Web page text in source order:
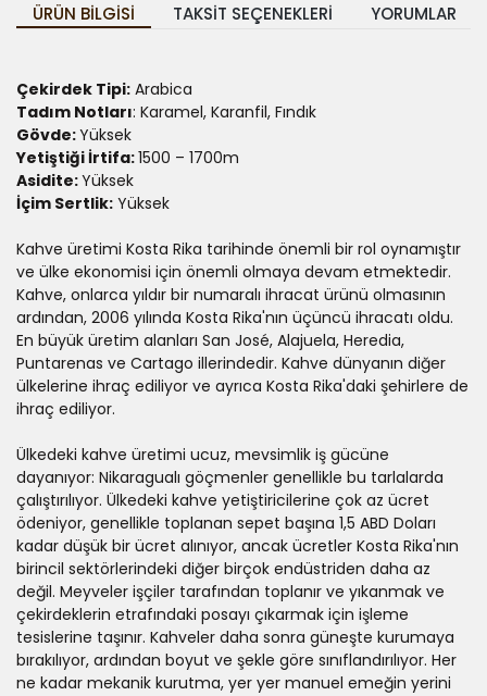
ÜRÜN BILGISI TAKSIT SEÇENEKLERI YORUMLAR
Çekirdek Tipi: Arabica
Tadım Notları: Karamel, Karanfil, Fındık
Gövde:Yüksek
Yetiştiği İrtifa:1500 – 1700m
Asidite:Yüksek
İçim Sertlik: Yüksek
Kahve üretimi Kosta Rika tarihinde önemli bir rol oynamıştır
ve ülke ekonomisi için önemli olmaya devam etmektedir.
Kahve, onlarca yıldır bir numaralı ihracat ürünü olmasının
ardından, 2006 yılında Kosta Rika'nın üçüncü ihracatı oldu.
En büyük üretim alanları San José, Alajuela, Heredia,
Puntarenas ve Cartago illerindedir. Kahve dünyanın diğer
ülkelerine ihraç ediliyor ve ayrıca Kosta Rika'daki şehirlere de
ihraç ediliyor.
Ülkedeki kahve üretimi ucuz, mevsimlik iş gücüne
dayanıyor: Nikaragualı göçmenler genellikle bu tarlalarda
çalıştırılıyor. Ülkedeki kahve yetiştiricilerine çok az ücret
ödeniyor, genellikle toplanan sepet başına 1,5 ABD Doları
kadar düşük bir ücret alınıyor, ancak ücretler Kosta Rika'nın
birincil sektörlerindeki diğer birçok endüstriden daha az
değil. Meyveler işçiler tarafından toplanır ve yıkanmak ve
çekirdeklerin etrafındaki posayı çıkarmak için işleme
tesislerine taşınır. Kahveler daha sonra güneşte kurumaya
bırakılıyor, ardından boyut ve şekle göre sınıflandırılıyor. Her
ne kadar mekanik kurutma, yer yer manuel emeğin yerini